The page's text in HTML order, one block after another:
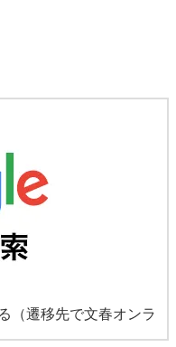
（遷移先で文春オンラ